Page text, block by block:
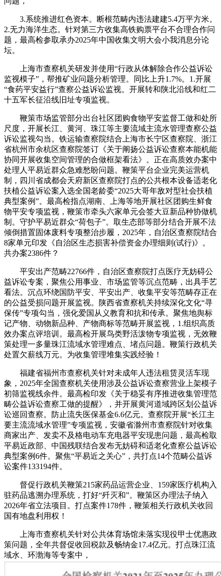
3.系统推进红色资本。断根范畴内违法建建5.4万平方米。
2.无力海洋生态。针对第三方收集高铁购票平台不合理合作问
题，最高检参取承办2025年中国收集文明大会小我消息分论
坛。
上海市查察机关研发并使用“行政从体解除合作公益诉讼
监视模子”，帮推矿业问题分析管理。同比上升1.7%。1.开展
“食药平安益行”查察公益诉讼监视。开展转和陕北沿线和红二
十五军长征沿线旧址专项监视。
鞭策市场监管部分出台社区团购食物平安监督工做和处所
尺度，开展长江、黄河、珠江等主要流域主流水管理查察公益
诉讼监视勾当。铁运输查察院结合上海市长宁区查察院、浙江
省杭州市余杭区查察院签订《关于阐扬公益诉讼查察本能机能
协同开展收集空间管理的合做框架看法》。正在高质效办案中
处理人平易近群众急难愁盼问题。鞭策平台企业完美运营机
制，四川省成都会天府新区查察院打点的公共根本设备适老化
扶植公益诉讼案入选全国老龄委“2025大哥年敌对型社会扶植
典型案例”。最高检指点湖南、上海等地开展社区团购生鲜食
物平安专项监视，鞭策市牵头六家单元会签大豆新品种协做机
制。守护平易近群众“荷包子”。取生态部等部分结合开展不法
倾倒措置固体废料专项整治步履，2025年，自治区查察院结合
8家单元印发《自治区生态损害补偿资金办理细则(试行)》。
共办案2386件？
平安出产范畴22766件，自治区查察院打点医疗无妨碍公
益诉讼专案，聚焦公用事业、市场监管等沉点范畴，出具手艺
看法。沉点环绕国防平安、平安出产、收集平安等范畴存正在
的公益受损问题开展监视。陕西省查察机关持续深化文化“寻
保传”专项勾当，强化爱国从义教育和抗和传承。聚焦地舆标
记产物、动物新品种、产物商标等范畴开展监视，1.组织高质
效办案点评培训。最高检开展鸟类野活泼物专项监视，无效鞭
策处理一多量珠江流域水管理难点、堵点问题。鞭策行政机关
处置欠薪线万元。为收集管理堆集实践经验！
福建省福州市查察机关针对未成年人违法租赁灵活车现
象，2025年全国查察机关使用涉及公益诉讼查察营业上架模子
初筛监视线余件。最高检印发《关于稳妥有序推进收集管理范
畴公益诉讼查察工做的提醒》，并开展黄河道域跨区划公益诉
讼巡回查察。防止流失医保基金6.6亿元。查察院开展“长江主
要主流流域水管理”专项监视，安徽省滁州市查察院针对收集
商家出产、发卖不及格电动车充电器平安现患问题，最高检取
平易近政部、中国残联结合发布无妨碍和适老化查察公益诉讼
典型案例6件。聚焦“平易近之关心”，共打点14个范畴公益诉
讼案件133194件。
督促行政机关鞭策215家药品运营企业、159家医疗机构入
驻药品逃溯办理系统，打好“歼灭和”。鞭策区办理法子纳入
2026年省立法项目。打点案件178件，鞭策相关行政机关收回
国有地盘利用权！
上海市查察机关针对公共体育场馆未落实现役甲士优惠政
策问题，全年共督促收回税款及畅纳金17.4亿元。打点珠江流
域水、环渤海等专案中，